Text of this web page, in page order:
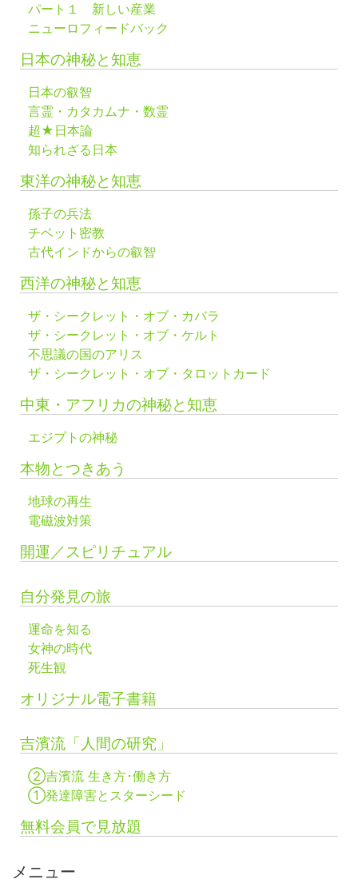
パート１ 新しい産業
ニューロフィードバック
日本の神秘と知恵
日本の叡智
言霊・カタカムナ・数霊
超★日本論
知られざる日本
東洋の神秘と知恵
孫子の兵法
チベット密教
古代インドからの叡智
西洋の神秘と知恵
ザ・シークレット・オブ・カバラ
ザ・シークレット・オブ・ケルト
不思議の国のアリス
ザ・シークレット・オブ・タロットカード
中東・アフリカの神秘と知恵
エジプトの神秘
本物とつきあう
地球の再生
電磁波対策
開運／スピリチュアル
自分発見の旅
運命を知る
女神の時代
死生観
オリジナル電子書籍
吉濱流「人間の研究」
②吉濱流 生き方･働き方
①発達障害とスターシード
無料会員で見放題
メニュー